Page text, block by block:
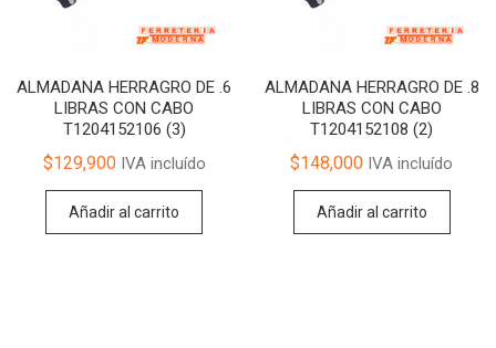
ALMADANA HERRAGRO DE .6
LIBRAS CON CABO
T1204152106 (3)
$129,900IVA incluído
Añadir al carrito
ALMADANA HERRAGRO DE .8
LIBRAS CON CABO
T1204152108 (2)
$148,000 IVA incluído
Añadir al carrito